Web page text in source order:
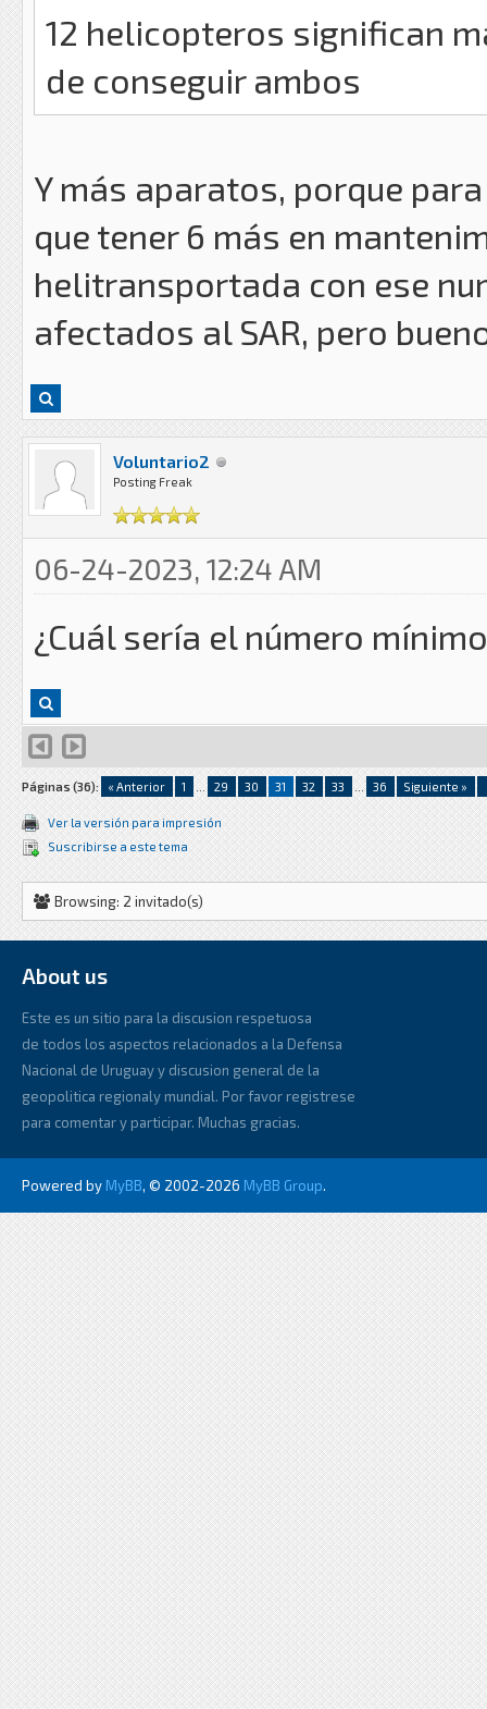
12 helicopteros significan
de conseguir ambos
Y más aparatos, porque
que tener 6 más en
helitransportada con ese
afectados al SAR, pero
Voluntario2
Posting Freak
06-24-2023, 12:24 AM
¿Cuál sería el número
Páginas (36): « Anterior 1 ... 29 30 31 32 33 ... 36 Siguiente »
Ver la versión para impresión
Suscribirse a este tema
Browsing: 2 invitado(s)
About us
Este es un sitio para la discusion respetuosa
de todos los aspectos relacionados a la Defensa
Nacional de Uruguay y discusion general de la
geopolitica regionaly mundial. Por favor registrese
para comentar y participar. Muchas gracias.
Powered by MyBB, © 2002-2026 MyBB Group.